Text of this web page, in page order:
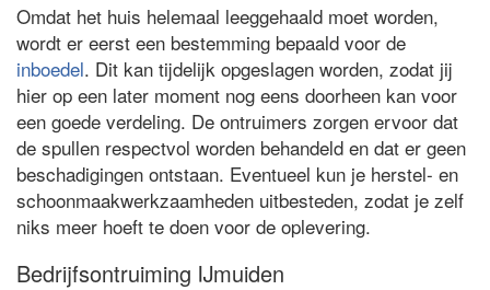
Omdat het huis helemaal leeggehaald moet worden,
wordt er eerst een bestemming bepaald voor de
inboedel. Dit kan tijdelijk opgeslagen worden, zodat jij
hier op een later moment nog eens doorheen kan voor
een goede verdeling. De ontruimers zorgen ervoor dat
de spullen respectvol worden behandeld en dat er geen
beschadigingen ontstaan. Eventueel kun je herstel- en
schoonmaakwerkzaamheden uitbesteden, zodat je zelf
niks meer hoeft te doen voor de oplevering.
Bedrijfsontruiming IJmuiden